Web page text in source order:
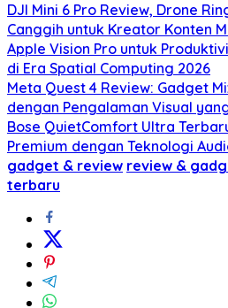
DJI Mini 6 Pro Review, Drone
Canggih untuk Kreator Konten
Apple Vision Pro untuk
di Era Spatial Computing 2026
Meta Quest 4 Review: Gadget
dengan Pengalaman Visual
Bose QuietComfort Ultra
Premium dengan Teknologi
gadget & review review &
terbaru